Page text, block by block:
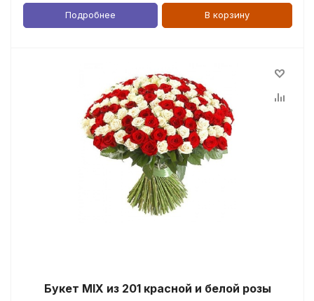
Подробнее В корзину
Букет MIX из 201 красной и белой розы